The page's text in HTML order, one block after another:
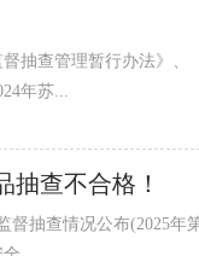
查管理暂行办法》、
年苏...
抽查不合格！
抽查情况公布(2025